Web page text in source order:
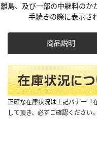
離島、及び一部の中継料のか
手続きの際に表示さ
商品説明
正確な在庫状況は上記バナー「
して頂き、必ずご確認ください。